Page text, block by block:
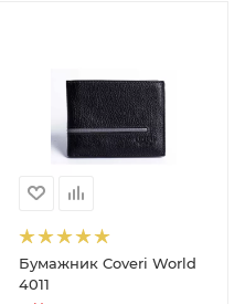
Бумажник Coveri World
4011